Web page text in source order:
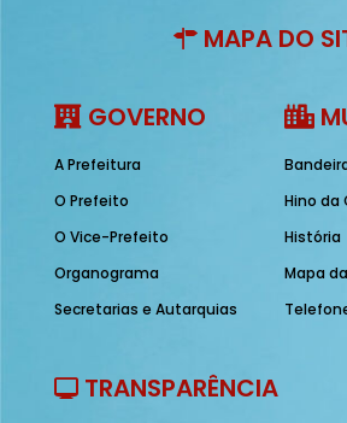
MAPA DO
GOVERNO
A Prefeitura
O Prefeito
O Vice-Prefeito
Organograma
Secretarias e Autarquias
Hino da
História
Mapa
TRANSPARÊNCIA